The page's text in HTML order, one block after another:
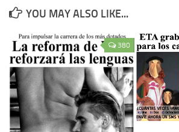
YOU MAY ALSO LIKE...
380